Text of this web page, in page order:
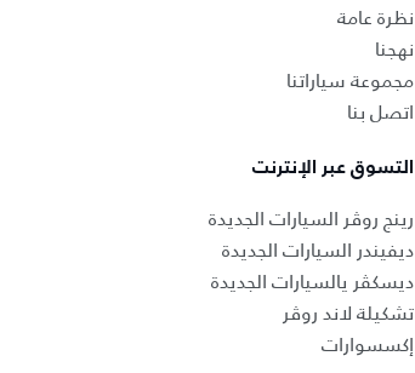
نظرة عامة
نهجنا
مجموعة سياراتنا
اتصل بنا
التسوق عبر الإنترنت
رينج روڤر السيارات الجديدة
ديفيندر السيارات الجديدة
ديسكڤر يالسيارات الجديدة
تشكيلة لاند روڤر
إكسسوارات